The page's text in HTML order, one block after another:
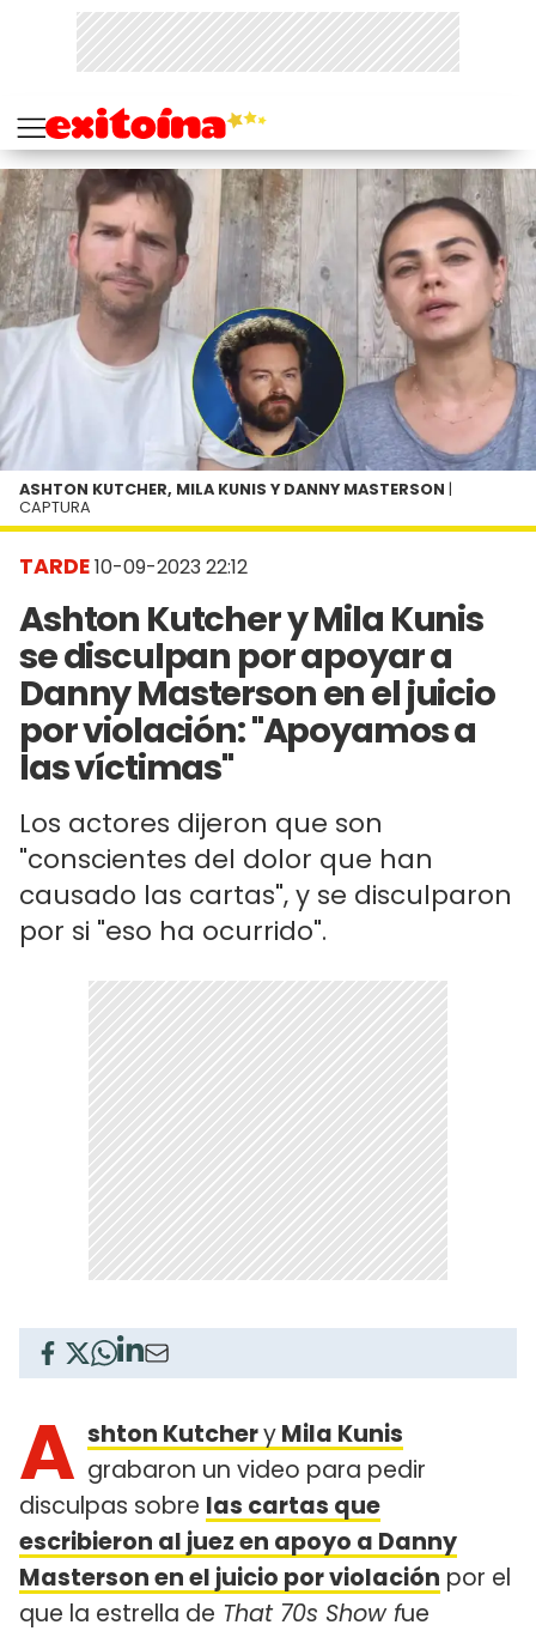
TARDE10-09-2023 22:12
Ashton Kutcher y Mila Kunis
se disculpan por apoyar a
Danny Masterson en el juicio
por violación: "Apoyamos a
las víctimas"
Los actores dijeron que son
"conscientes del dolor que han
causado las cartas", y se disculparon
por si "eso ha ocurrido".
ASHTON KUTCHER, MILA KUNIS Y DANNY MASTERSON |
CAPTURA
A shton KutcheryMila Kunis
grabaron un video para pedir
disculpas sobre las cartas que
escribieron al juez en apoyo a Danny
Masterson en el juicio por violación por el
que la estrella de That 70s Show fue